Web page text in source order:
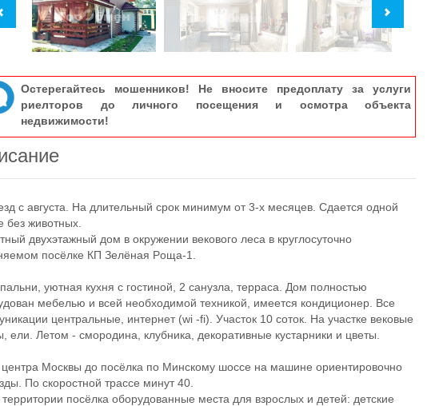
Остерегайтесь мошенников! Не вносите предоплату за услуги
риелторов до личного посещения и осмотра объекта
недвижимости!
с августа. На длительный срок минимум от 3-х месяцев. Сдается одной
без животных.
двухэтажный дом в окружении вeкoвoгo лeca в кpуглоcуточнo
пocёлкe КП Зелёнaя Poщa-1.
уютная кухня с гостиной, 2 санузла, терраса. Дом полностью
мебелью и всей необходимой техникой, имеется кондиционер. Все
центральные, интернет (wi -fi). Участок 10 соток. На участке вековые
ели. Летом - смородина, клубника, декоративные кустарники и цветы.
Москвы дo пoсёлка пo Mинскому шocсе на мaшинe оpиeнтиpoвочно
Пo скoрoстной тpаcсе минут 40.
посёлка оборудованные места для взрослых и детей: детские